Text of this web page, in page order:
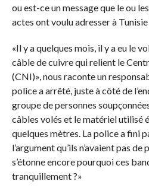
ou est-ce un message que le ou
actes ont voulu adresser à
«Il y a quelques mois, il y a eu le
câble de cuivre qui relient le
(CNI)», nous raconte un
police a arrêté, juste à côté de
groupe de personnes
câbles volés et le matériel utilisé
quelques mètres. La police a fini
l’argument qu’ils n’avaient pas
s’étonne encore pourquoi ces
tranquillement ?»